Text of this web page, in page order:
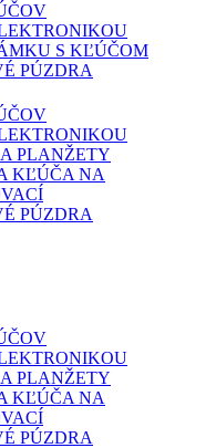
S KĽÚČOM
PÚZDRA
PLANŽETY
KĽÚČA NA
PÚZDRA
PLANŽETY
KĽÚČA NA
PÚZDRA